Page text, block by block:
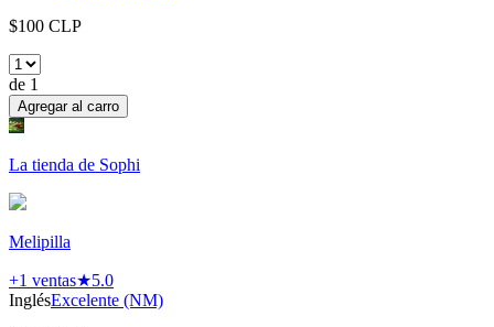
$100 CLP
de 1
Agregar al carro
La tienda de Sophi
Melipilla
+1 ventas★5.0
InglésExcelente (NM)